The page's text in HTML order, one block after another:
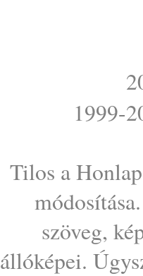
1999-
Tilos a
szöveg,
állóképei.